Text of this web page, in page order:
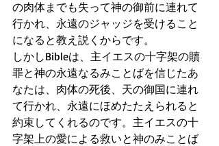
の肉体までも失って神の御前に連れて
行かれ、永遠のジャッジを受けること
になると教え説くからです。
しかしBibleは、主イエスの十字架の贖
罪と神の永遠なるみことばを信じたあ
なたは、肉体の死後、天の御国に連れ
て行かれ、永遠にほめたたえられると
約束してくれるのです。主イエスの十
字架上の愛による救いと神のみことば